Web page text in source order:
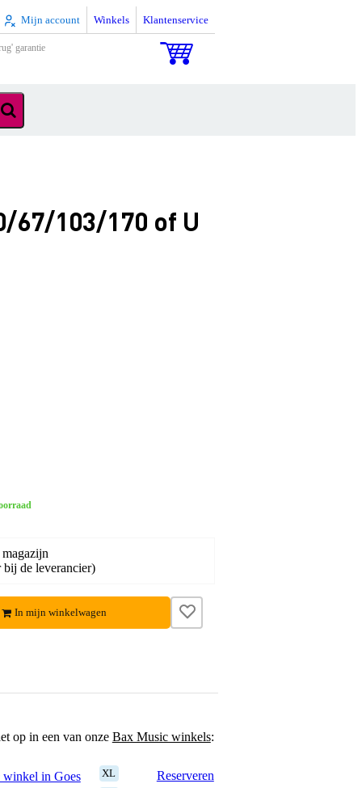
Mijn account Winkels Klantenservice
garantie
67/103/170 of U
bij de leverancier)
In mijn winkelwagen
op in een van onze Bax Music winkels:
in Goes XL
Reserveren